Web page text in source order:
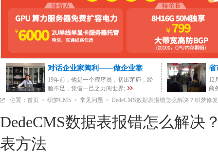
对话企业家陶利——做企业靠
19年前，他是一个程序员，初出茅庐，经
验不足，凭借一己之力闯世界;
省
12
商
位置： 首页 > 织梦CMS > 常见问题 > DedeCMS数据表报错怎么解决？织梦修
DedeCMS数据表报错怎么解决
表方法